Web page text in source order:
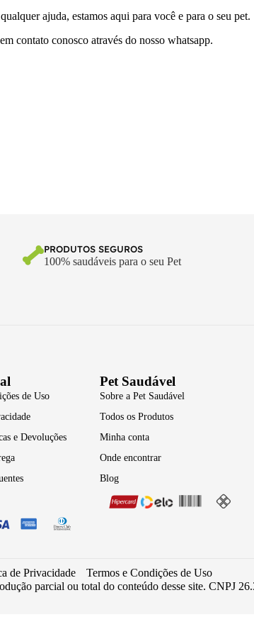
ajuda, estamos aqui para você e para o seu pet.
contato conosco através do nosso whatsapp.
PRODUTOS SEGUROS
100% saudáveis para o seu Pet
de Uso
e Devoluções
Pet Saudável
Sobre a Pet Saudável
Todos os Produtos
Minha conta
Onde encontrar
Blog
de Privacidade
Termos e Condições de Uso
parcial ou total do conteúdo desse site. CNPJ